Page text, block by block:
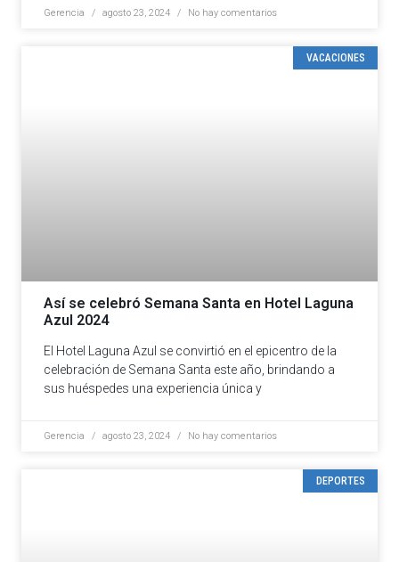
Gerencia agosto 23, 2024 No hay comentarios
VACACIONES
Así se celebró Semana Santa en Hotel Laguna
Azul 2024
El Hotel Laguna Azul se convirtió en el epicentro de la
celebración de Semana Santa este año, brindando a
sus huéspedes una experiencia única y
Gerencia agosto 23, 2024 No hay comentarios
DEPORTES